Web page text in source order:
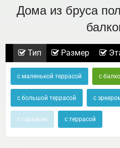
Дома из бруса
Тип Размер
с маленькой террасой с
с большой террасой с
с гаражом с террасой